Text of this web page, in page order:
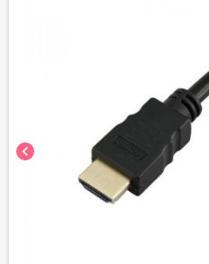
chevron_left